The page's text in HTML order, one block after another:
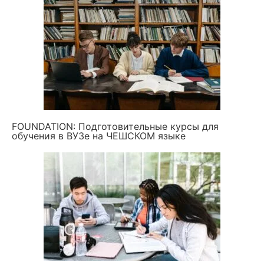
FOUNDATION: Подготовительные курсы для
обучения в ВУЗе на ЧЕШСКОМ языке